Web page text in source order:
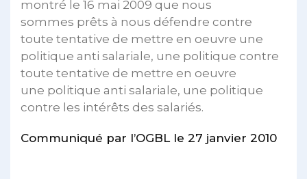
montré le 16 mai 2009 que nous
sommes prêts à nous défendre contre
toute tentative de mettre en oeuvre une
politique anti salariale, une politique contre
toute tentative de mettre en oeuvre
une politique anti salariale, une politique
contre les intérêts des salariés.
Communiqué par l’OGBL le 27 janvier 2010